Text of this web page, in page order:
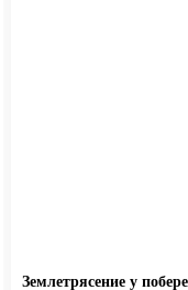
Землетрясение у